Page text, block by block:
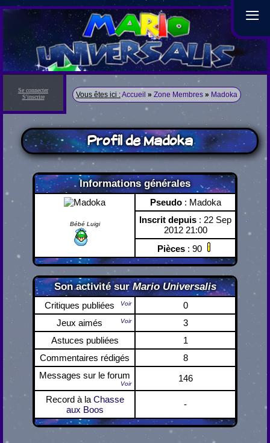
≡
Se connecter
S'inscrire
Vous êtes ici :Accueil » Zone Membres » Madoka
Profil de Madoka
Informations générales
Bébé Luigi
Pseudo: Madoka
Inscrit depuis : 22 Sep
2012 21:00
Pièces: 90
Son activité surMario Universalis
Critiques publiées Voir
0
Jeux aimés
Voir
3
Astuces publiées
1
Commentaires rédigés
8
Messages sur le forum
Voir
146
Record à la Chasse
aux Boos
-